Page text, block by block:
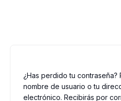
¿Has perdido tu
nombre de usuario o tu
electrónico. Recibirás por